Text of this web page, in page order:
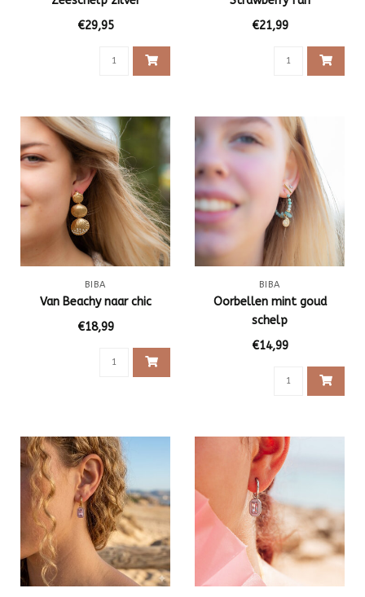
€29,95
€21,99
BIBA
Van Beachy naar chic
€18,99
BIBA
Oorbellen mint goud
schelp
€14,99